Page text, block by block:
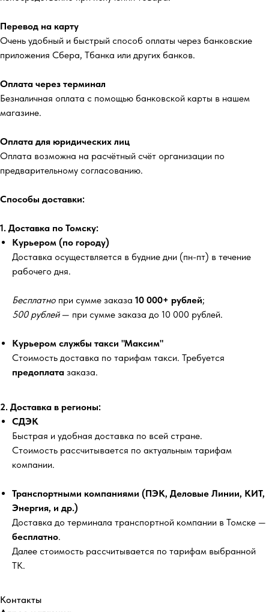
Перевод на карту
Очень удобный и быстрый способ оплаты через банковские
приложения Сбера, Тбанка или других банков.
Оплата через терминал
Безналичная оплата с помощью банковской карты в нашем
магазине.
Оплата для юридических лиц
Оплата возможна на расчётный счёт организации по
предварительному согласованию.
Способы доставки:
1. Доставка по Томску:
Курьером (по городу)
Доставка осуществляется в будние дни (пн-пт) в течение
рабочего дня.
Бесплатно при сумме заказа 10 000+ рублей;
500 рублей— при сумме заказа до 10 000 рублей.
Курьером службы такси "Максим"
Стоимость доставка по тарифам такси. Требуется
предоплата заказа.
2. Доставка в регионы:
СДЭК
Быстрая и удобная доставка по всей стране.
Стоимость рассчитывается по актуальным тарифам
компании.
Транспортными компаниями (ПЭК, Деловые Линии, КИТ,
Энергия, и др.)
Доставка до терминала транспортной компании в Томске —
бесплатно.
Далее стоимость рассчитывается по тарифам выбранной
ТК.
Контакты